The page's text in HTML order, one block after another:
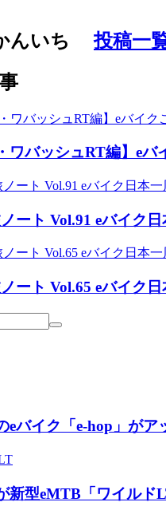
んいち投稿一
ワバッシュRT編】e
ート Vol.91 eバイク
ート Vol.65 eバイク
eバイク「e-hop」が
新型eMTB「ワイルド